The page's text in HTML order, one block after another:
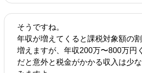
そうですね。
年収が増えてくると課税対象額の
増えますが、年収200万〜800万円
だと意外と税金がかかる収入は少